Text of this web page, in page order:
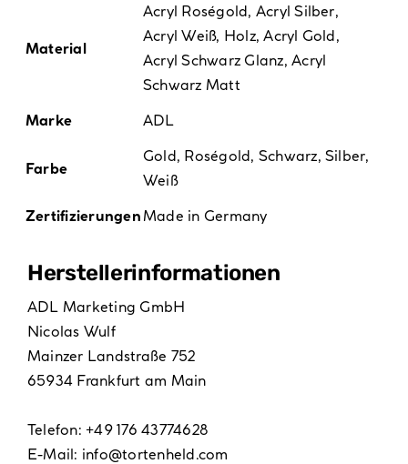
Material
Acryl Roségold, Acryl Silber,
Acryl Weiß, Holz,Acryl Gold,
Acryl Schwarz Glanz,Acryl
Schwarz Matt
Marke
ADL
Farbe
Gold, Roségold, Schwarz,Silber,
Weiß
Zertifizierungen Made in Germany
Hersteller­informationen
ADL Marketing GmbH
Nicolas Wulf
Mainzer Landstraße 752
65934 Frankfurt am Main
Telefon: +49 176 43774628
E-Mail: info@tortenheld.com